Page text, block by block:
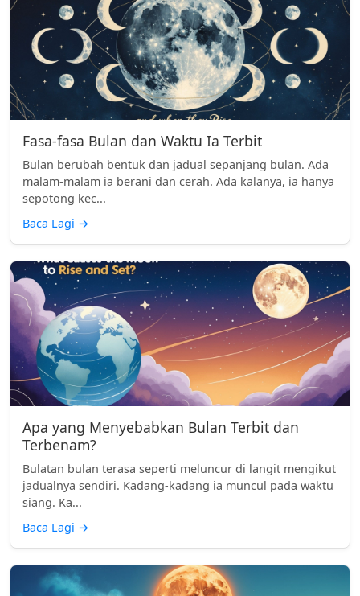
Fasa-fasa Bulan dan Waktu Ia Terbit
Bulan berubah bentuk dan jadual sepanjang bulan. Ada
malam-malam ia berani dan cerah. Ada kalanya, ia hanya
sepotong kec...
Baca Lagi →
Apa yang Menyebabkan Bulan Terbit dan
Terbenam?
Bulatan bulan terasa seperti meluncur di langit mengikut
jadualnya sendiri. Kadang-kadang ia muncul pada waktu
siang. Ka...
Baca Lagi →